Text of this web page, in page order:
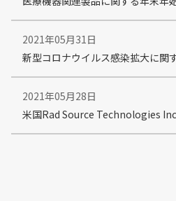
2021年05月31日
新型コロナウイルス感染拡大に関
2021年05月28日
米国Rad Source Technologies